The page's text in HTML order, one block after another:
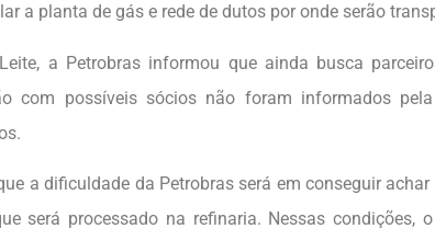
a planta de gás e rede de dutos por onde serão
a Petrobras informou que ainda busca
com possíveis sócios não foram informados
a dificuldade da Petrobras será em conseguir
será processado na refinaria. Nessas condições,